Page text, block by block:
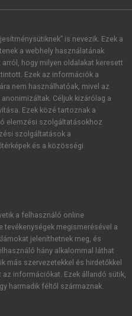
akcióiról.
Kiadó Zrt. újdonságairól,
is nevezik. Ezek a
a webhely használatának
hogy milyen oldalakat keresett
Ezek az információk a
nem használhatóak, mivel az
Céljuk kizárólag a
Ezek közé tartoznak a
elemzési szolgáltatásokhoz
szolgáltatások a
és a közösségi
a felhasználó online
tevékenységek megismerésével a
jeleníthetnek meg, és
hány alkalommal láthat
más szervezetekkel és hirdetőkkel
információkat. Ezek állandó sütik,
harmadik féltől származnak.